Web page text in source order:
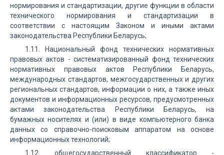
нормирования и стандартизации, другие функции в области
технического нормирования и стандартизации в
соответствии с настоящим Законом и иными актами
законодательства Республики Беларусь;
1.11. Национальный фонд технических нормативных
правовых актов - систематизированный фонд технических
нормативных правовых актов Республики Беларусь,
международных стандартов, межгосударственных и других
региональных стандартов, информации о них, а также иных
документов и информационных ресурсов, предусмотренных
актами законодательства Республики Беларусь, на
бумажных носителях и (или) в виде компьютерного банка
данных со справочно-поисковым аппаратом на основе
информационных технологий;
1.12. общегосударственный классификатор -